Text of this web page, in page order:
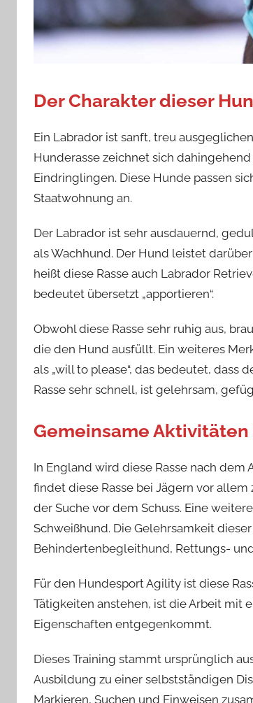
Der Charakter dieser
Ein Labrador ist sanft, treu
Hunderasse zeichnet sich
Eindringlingen. Diese Hunde passen
Staatwohnung an.
Der Labrador ist sehr ausdauernd,
als Wachhund. Der Hund leistet
heißt diese Rasse auch Labrador
bedeutet übersetzt „apportieren“.
Obwohl diese Rasse sehr ruhig aus,
die den Hund ausfüllt. Ein weiteres
als „will to please“, das bedeutet,
Rasse sehr schnell, ist gelehrsam,
Gemeinsame
In England wird diese Rasse nach
findet diese Rasse bei Jägern vor
der Suche vor dem Schuss. Eine
Schweißhund. Die Gelehrsamkeit
Behindertenbegleithund, Rettungs-
Für den Hundesport Agility ist diese
Tätigkeiten anstehen, ist die Arbeit mit
Eigenschaften entgegenkommt.
Dieses Training stammt ursprünglich
Ausbildung zu einer selbstständigen
Markieren, Suchen und Einweisen